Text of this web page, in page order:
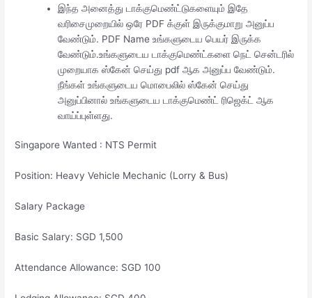
இந்த அனைத்து டாக்குமெண்ட்டுகளையும் இதே
வரிசைமுறையில் ஒரே PDF க்குள் இருக்குமாறு அனுப்ப
வேண்டும். PDF Name உங்களுடைய பெயர் இருக்க
வேண்டும்.உங்களுடைய டாக்குமெண்ட்களை நெட் சென்டரில்
முறையாக ஸ்கேன் செய்து pdf ஆக அனுப்ப வேண்டும்.
நீங்கள் உங்களுடைய மொபைலில் ஸ்கேன் செய்து
அனுப்பினால் உங்களுடைய டாக்குமெண்ட் ரிஜெக்ட் ஆக
வாய்ப்புள்ளது.
Singapore Wanted : NTS Permit
Position: Heavy Vehicle Mechanic (Lorry & Bus)
Salary Package
Basic Salary: SGD 1,500
Attendance Allowance: SGD 100